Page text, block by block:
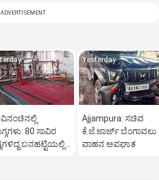
ADVERTISEMENT
80 ಸಾವಿರ
ಬನಹಟ್ಟಿಯಲ್ಲಿ
Yesterday
Ajjampura: ಸಚಿವ
ಕೆ.ಜೆ.ಜಾರ್ಜ್ ಬೆಂಗಾವಲು
ವಾಹನ ಅಪಘಾತ